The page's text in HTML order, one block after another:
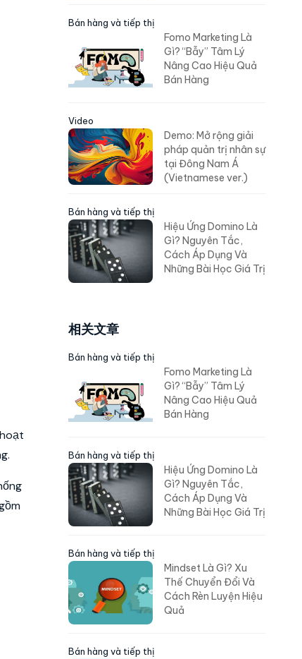
Bán hàng và tiếp thị
Fomo Marketing Là
Gì? “Bẫy” Tâm Lý
Nâng Cao Hiệu Quả
Bán Hàng
Video
Demo: Mở rộng giải
pháp quản trị nhân sự
tại Đông Nam Á
(Vietnamese ver.)
Bán hàng và tiếp thị
Hiệu Ứng Domino Là
Gì? Nguyên Tắc,
Cách Áp Dụng Và
Những Bài Học Giá Trị
相关文章
Bán hàng và tiếp thị
Fomo Marketing Là
Gì? “Bẫy” Tâm Lý
Nâng Cao Hiệu Quả
Bán Hàng
Bán hàng và tiếp thị
Hiệu Ứng Domino Là
Gì? Nguyên Tắc,
Cách Áp Dụng Và
Những Bài Học Giá Trị
Bán hàng và tiếp thị
Mindset Là Gì? Xu
Thế Chuyển Đổi Và
Cách Rèn Luyện Hiệu
Quả
Bán hàng và tiếp thị